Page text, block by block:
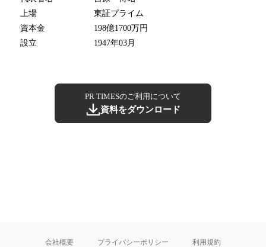
上場
東証プライム
資本金
198億1700万円
設立
1947年03月
PR TIMESのご利用について
資料をダウンロード
会社概要 プライバシーポリシー 利用規約